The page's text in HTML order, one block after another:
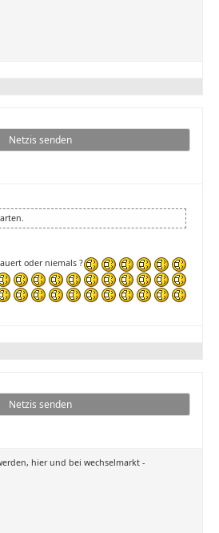
Netzis senden
oder niemals ?
Netzis senden
hier und bei wechselmarkt -